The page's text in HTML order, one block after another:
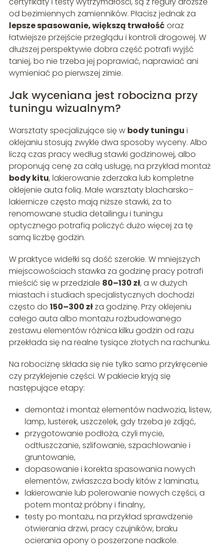
od bezimiennych zamienników. Płacisz jednak za
lepsze spasowanie, większą trwałość oraz
łatwiejsze przejście przeglądu i kontroli drogowej. W
dłuższej perspektywie dobra część potrafi wyjść
taniej, bo nie trzeba jej poprawiać, naprawiać ani
wymieniać po pierwszej zimie.
Jak wyceniana jest robocizna przy
tuningu wizualnym?
Warsztaty specjalizujące się w body tuningu i
oklejaniu stosują zwykle dwa sposoby wyceny. Albo
liczą czas pracy według stawki godzinowej, albo
proponują cenę za całą usługę, na przykład montaż
body kitu, lakierowanie zderzaka lub kompletne
oklejenie auta folią. Małe warsztaty blacharsko–
lakiernicze często mają niższe stawki, za to
renomowane studia detailingu i tuningu
optycznego potrafią policzyć dużo więcej za tę
samą liczbę godzin.
W praktyce widełki są dość szerokie. W mniejszych
miejscowościach stawka za godzinę pracy potrafi
mieścić się w przedziale 80–130 zł, a w dużych
miastach i studiach specjalistycznych dochodzi
często do 150–300 złza godzinę. Przy oklejeniu
całego auta albo montażu rozbudowanego
zestawu elementów różnica kilku godzin od razu
przekłada się na realne tysiące złotych na rachunku.
Na robociznę składa się nie tylko samo przykręcenie
czy przyklejenie części. W pakiecie kryją się
następujące etapy:
demontaż i montaż elementów nadwozia, listew,
lamp, lusterek, uszczelek, gdy trzeba je zdjąć,
przygotowanie podłoża, czyli mycie,
odtłuszczanie, szlifowanie, szpachlowanie i
gruntowanie,
dopasowanie i korekta spasowania nowych
elementów, zwłaszcza body kitów z laminatu,
lakierowanie lub polerowanie nowych części, a
potem montaż próbny i finalny,
testy po montażu, na przykład sprawdzenie
otwierania drzwi, pracy czujników, braku
ocierania opony o poszerzone nadkole.